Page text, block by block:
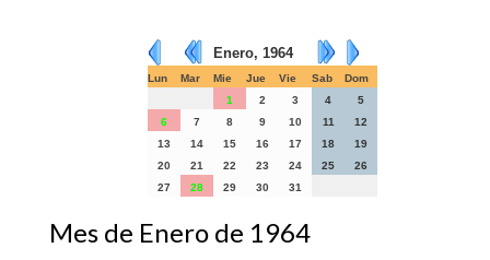
Enero, 1964
Lun Mar Mie Jue Vie Sab
Dom
1
2 3 4
5
6
7 8 9 10 11
12
13
14 15 16 17 18
19
20
21 22 23 24 25
26
27
28 29 30 31
Mes de Enero de 1964